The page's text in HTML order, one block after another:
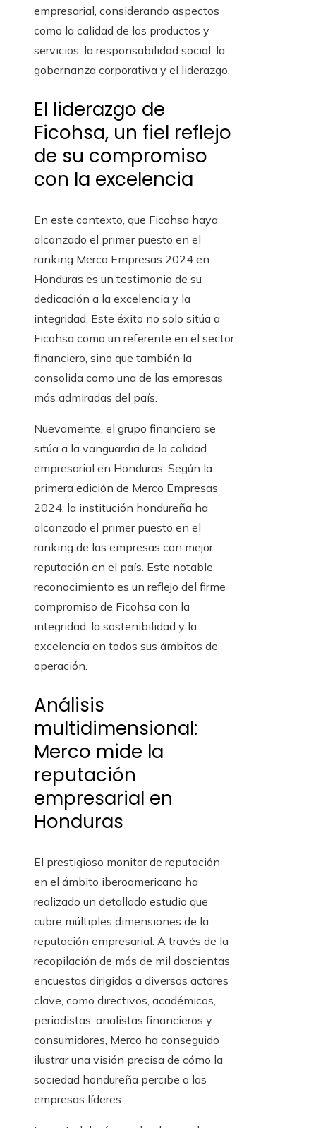
empresarial, considerando aspectos
como la calidad de los productos y
servicios, la responsabilidad social, la
gobernanza corporativa y el liderazgo.
El liderazgo de
Ficohsa, un fiel reflejo
de su compromiso
con la excelencia
En este contexto, que Ficohsa haya
alcanzado el primer puesto en el
ranking Merco Empresas 2024 en
Honduras es un testimonio de su
dedicación a la excelencia y la
integridad. Este éxito no solo sitúa a
Ficohsa como un referente en el sector
financiero, sino que también la
consolida como una de las empresas
más admiradas del país.
Nuevamente, el grupo financiero se
sitúa a la vanguardia de la calidad
empresarial en Honduras. Según la
primera edición de Merco Empresas
2024, la institución hondureña ha
alcanzado el primer puesto en el
ranking de las empresas con mejor
reputación en el país. Este notable
reconocimiento es un reflejo del firme
compromiso de Ficohsa con la
integridad, la sostenibilidad y la
excelencia en todos sus ámbitos de
operación.
Análisis
multidimensional:
Merco mide la
reputación
empresarial en
Honduras
El prestigioso monitor de reputación
en el ámbito iberoamericano ha
realizado un detallado estudio que
cubre múltiples dimensiones de la
reputación empresarial. A través de la
recopilación de más de mil doscientas
encuestas dirigidas a diversos actores
clave, como directivos, académicos,
periodistas, analistas financieros y
consumidores, Merco ha conseguido
ilustrar una visión precisa de cómo la
sociedad hondureña percibe a las
empresas líderes.